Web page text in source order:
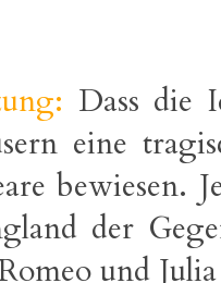
Dass die
eine
bewiesen.
der
und